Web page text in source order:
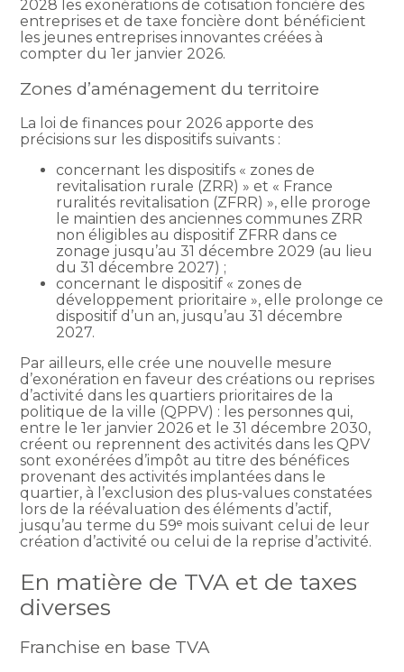
2028 les exonérations de cotisation foncière des
entreprises et de taxe foncière dont bénéficient
les jeunes entreprises innovantes créées à
compter du 1er janvier 2026.
Zones d’aménagement du territoire
La loi de finances pour 2026 apporte des
précisions sur les dispositifs suivants :
concernant les dispositifs « zones de
revitalisation rurale (ZRR) » et « France
ruralités revitalisation (ZFRR) », elle proroge
le maintien des anciennes communes ZRR
non éligibles au dispositif ZFRR dans ce
zonage jusqu’au 31 décembre 2029 (au lieu
du 31 décembre 2027) ;
concernant le dispositif « zones de
développement prioritaire », elle prolonge ce
dispositif d’un an, jusqu’au 31 décembre
2027.
Par ailleurs, elle crée une nouvelle mesure
d’exonération en faveur des créations ou reprises
d’activité dans les quartiers prioritaires de la
politique de la ville (QPPV) : les personnes qui,
entre le 1er janvier 2026 et le 31 décembre 2030,
créent ou reprennent des activités dans les QPV
sont exonérées d’impôt au titre des bénéfices
provenant des activités implantées dans le
quartier, à l’exclusion des plus-values constatées
lors de la réévaluation des éléments d’actif,
jusqu’au terme du 59ᵉ mois suivant celui de leur
création d’activité ou celui de la reprise d’activité.
En matière de TVA et de taxes
diverses
Franchise en base TVA